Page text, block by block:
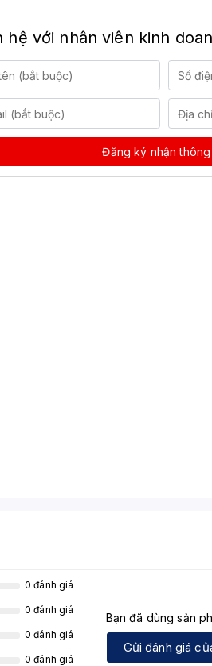
hệ với nhân viên kinh
Đăng ký nhận thông
0 đánh giá
0 đánh giá
0 đánh giá
0 đánh giá
Bạn đã dùng sản
Gửi đánh giá